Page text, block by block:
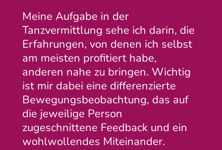
Meine Aufgabe in der
Tanzvermittlung sehe ich darin, die
Erfahrungen, von denen ich selbst
am meisten profitiert habe,
anderen nahe zu bringen. Wichtig
ist mir dabei eine differenzierte
Bewegungsbeobachtung, das auf
die jeweilige Person
zugeschnittene Feedback und ein
wohlwollendes Miteinander.